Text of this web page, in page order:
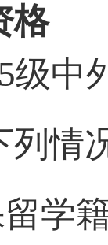
格
级
列
学